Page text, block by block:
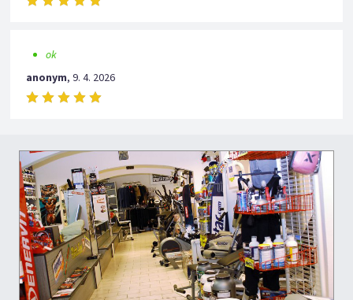
ok
anonym,9. 4. 2026